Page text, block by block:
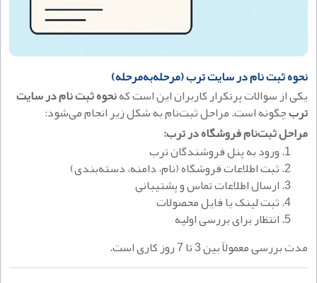
نحوه ثبت نام در سایت ترب (مرحله‌به‌مرحله)
یکی از سوالات پرتکرار کاربران این است کهنحوه ثبت نام در سایت
تربچگونه است. مراحل ثبت‌نام به شکل زیر انجام می‌شود:
مراحل ثبت‌نام فروشگاه در ترب:
ورود به پنل فروشندگان ترب
ثبت اطلاعات فروشگاه (نام، دامنه، دسته‌بندی)
ارسال اطلاعات تماس و پشتیبانی
ثبت لینک یا فایل محصولات
انتظار برای بررسی اولیه
مدت بررسی معمولاً بین 3 تا 7 روز کاری است.